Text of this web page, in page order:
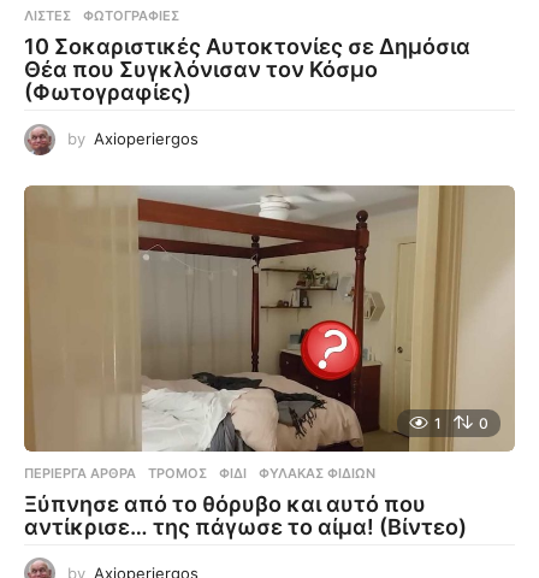
ΛΊΣΤΕΣ ,ΦΩΤΟΓΡΑΦΊΕΣ
10 Σοκαριστικές Αυτοκτονίες σε Δημόσια
Θέα που Συγκλόνισαν τον Κόσμο
(Φωτογραφίες)
by Axioperiergos
1 0
ΠΕΡΊΕΡΓΑ ΆΡΘΡΑ ΤΡΌΜΟΣ ,ΦΊΔΙ ,ΦΎΛΑΚΑΣ ΦΙΔΙΏΝ
Ξύπνησε από το θόρυβο και αυτό που
αντίκρισε… της πάγωσε το αίμα! (Βίντεο)
by Axioperiergos